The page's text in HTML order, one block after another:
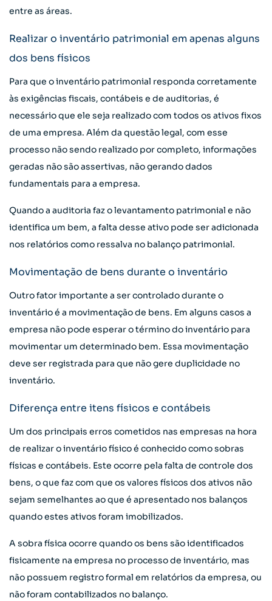
entre as áreas.
Realizar o inventário patrimonial em apenas alguns
dos bens físicos
Para que o inventário patrimonial responda corretamente
às exigências fiscais, contábeis e de auditorias, é
necessário que ele seja realizado com todos os ativos fixos
de uma empresa. Além da questão legal, com esse
processo não sendo realizado por completo, informações
geradas não são assertivas, não gerando dados
fundamentais para a empresa.
Quando a auditoria faz o levantamento patrimonial e não
identifica um bem, a falta desse ativo pode ser adicionada
nos relatórios como ressalva no balanço patrimonial.
Movimentação de bens durante o inventário
Outro fator importante a ser controlado durante o
inventário é a movimentação de bens. Em alguns casos a
empresa não pode esperar o término do inventário para
movimentar um determinado bem. Essa movimentação
deve ser registrada para que não gere duplicidade no
inventário.
Diferença entre itens físicos e contábeis
Um dos principais erros cometidos nas empresas na hora
de realizar o inventário físico é conhecido como sobras
físicas e contábeis. Este ocorre pela falta de controle dos
bens, o que faz com que os valores físicos dos ativos não
sejam semelhantes ao que é apresentado nos balanços
quando estes ativos foram imobilizados.
A sobra física ocorre quando os bens são identificados
fisicamente na empresa no processo de inventário, mas
não possuem registro formal em relatórios da empresa, ou
não foram contabilizados no balanço.